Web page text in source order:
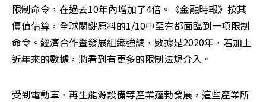
限制命令，在過去10年內增加了4倍。《金融時報》按其
價值估算，全球關鍵原料的1/10中至有都面臨到一項限制
命令。經濟合作暨發展組織強調，數據是2020年，若加上
近年來的數據，將看到有更多的限制法規介入。
受到電動車、再生能源設備等產業蓬勃發展，這些產業所